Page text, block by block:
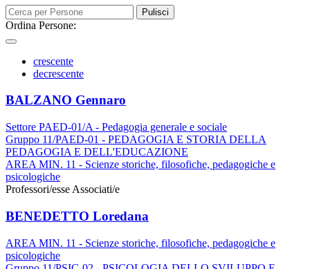
Pulisci
Ordina Persone:
crescente
decrescente
BALZANO Gennaro
Settore PAED-01/A - Pedagogia generale e sociale
Gruppo 11/PAED-01 - PEDAGOGIA E STORIA DELLA
PEDAGOGIA E DELL'EDUCAZIONE
AREA MIN. 11 - Scienze storiche, filosofiche, pedagogiche e
psicologiche
Professori/esse Associati/e
BENEDETTO Loredana
AREA MIN. 11 - Scienze storiche, filosofiche, pedagogiche e
psicologiche